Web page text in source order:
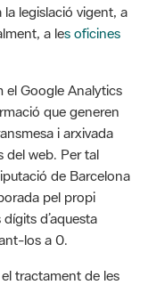
legislació vigent, a
a les oficines
el Google Analytics
que generen
i arxivada
del web. Per tal
de Barcelona
pel propi
d’aquesta
los a 0.
tractament de les